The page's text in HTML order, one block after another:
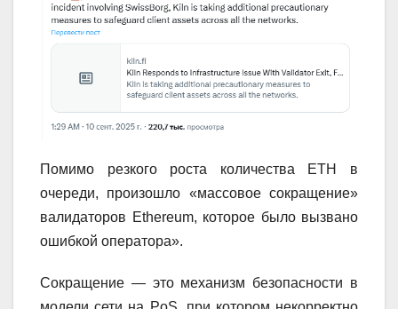
Помимо резкого роста количества ETH в
очереди, произошло «массовое сокращение»
валидаторов Ethereum, которое было вызвано
ошибкой оператора».
Сокращение — это механизм безопасности в